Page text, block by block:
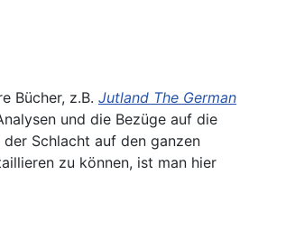
Bücher, z.B. Jutland The German
und die Bezüge auf die
Schlacht auf den ganzen
zu können, ist man hier